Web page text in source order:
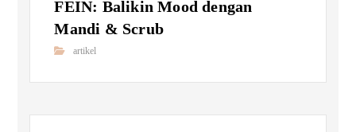
FEIN: Balikin Mood dengan
Mandi & Scrub
artikel